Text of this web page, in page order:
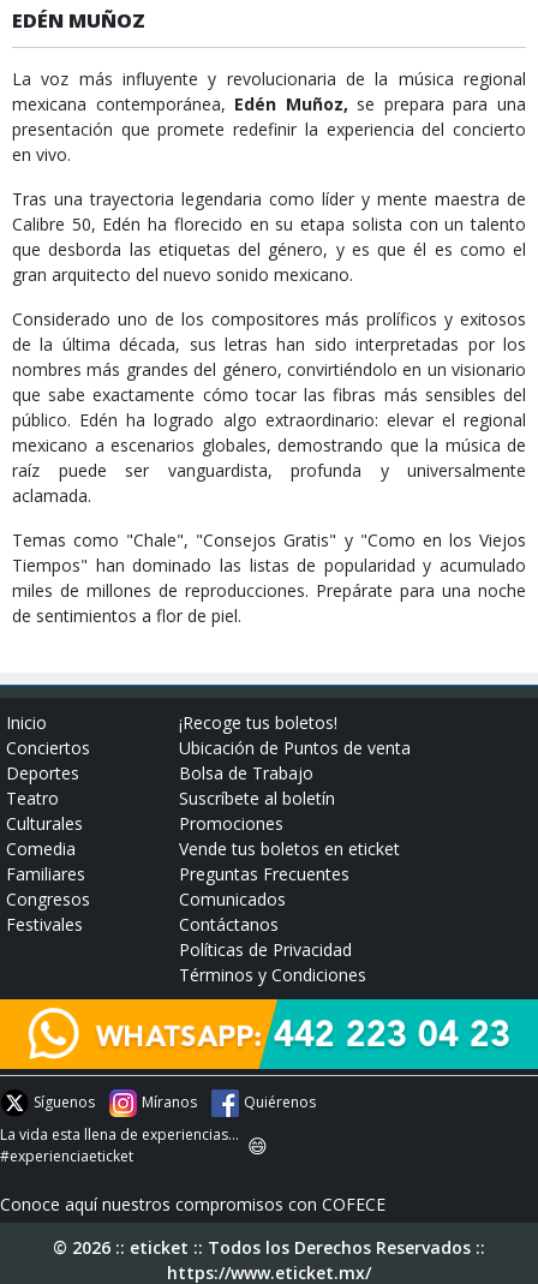
EDÉN MUÑOZ
La voz más influyente y revolucionaria de la música regional
mexicana contemporánea, Edén Muñoz, se prepara para una
presentación que promete redefinir la experiencia del concierto
en vivo.
Tras una trayectoria legendaria como líder y mente maestra de
Calibre 50, Edén ha florecido en su etapa solista con un talento
que desborda las etiquetas del género, y es que él es como el
gran arquitecto del nuevo sonido mexicano.
Considerado uno de los compositores más prolíficos y exitosos
de la última década, sus letras han sido interpretadas por los
nombres más grandes del género, convirtiéndolo en un visionario
que sabe exactamente cómo tocar las fibras más sensibles del
público. Edén ha logrado algo extraordinario: elevar el regional
mexicano a escenarios globales, demostrando que la música de
raíz puede ser vanguardista, profunda y universalmente
aclamada.
Temas como "Chale", "Consejos Gratis" y "Como en los Viejos
Tiempos" han dominado las listas de popularidad y acumulado
miles de millones de reproducciones. Prepárate para una noche
de sentimientos a flor de piel.
Inicio
Conciertos
Deportes
Teatro
Culturales
Comedia
Familiares
Congresos
Festivales
¡Recoge tus boletos!
Ubicación de Puntos de venta
Bolsa de Trabajo
Suscríbete al boletín
Promociones
Vende tus boletos en eticket
Preguntas Frecuentes
Comunicados
Contáctanos
Políticas de Privacidad
Términos y Condiciones
Síguenos Míranos
Quiérenos
La vida esta llena de experiencias...
#experienciaeticket
😄
Conoce aquí nuestros compromisos con COFECE
© 2026 :: eticket :: Todos los Derechos Reservados ::
https://www.eticket.mx/